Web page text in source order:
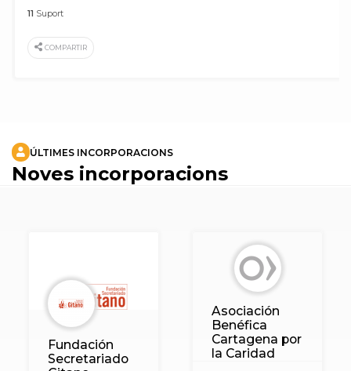
11 Suport
COMPARTIR
ÚLTIMES INCORPORACIONS
Noves incorporacions
Fundación
Secretariado
Asociación
Benéfica
Cartagena por
la Caridad